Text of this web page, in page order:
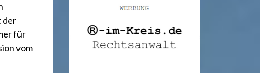
der
für
vom